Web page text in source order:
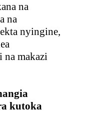
na
na
nyingine,
na makazi
kutoka